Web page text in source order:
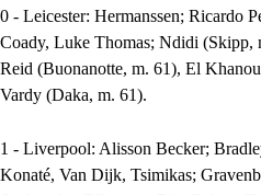
0 - Leicester: Hermanssen; Ricardo
Coady, Luke Thomas; Ndidi (Skipp,
Reid (Buonanotte, m. 61), El
Vardy (Daka, m. 61).
1 - Liverpool: Alisson Becker;
Konaté, Van Dijk, Tsimikas;